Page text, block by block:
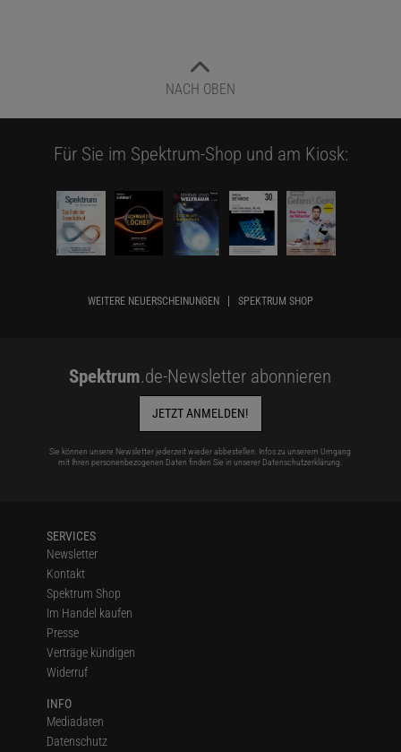
NACH OBEN
Für Sie im Spektrum-Shop und am Kiosk:
WEITERE NEUERSCHEINUNGEN SPEKTRUM SHOP
Spektrum.de-Newsletter abonnieren
JETZT ANMELDEN!
Sie können unsere Newsletter jederzeit wieder abbestellen. Infos zu unserem Umgang
mit Ihren personenbezogenen Daten finden Sie in unserer Datenschutzerklärung
SERVICES
Newsletter
Kontakt
Spektrum Shop
Im Handel kaufen
Presse
Verträge kündigen
Widerruf
INFO
Mediadaten
Datenschutz